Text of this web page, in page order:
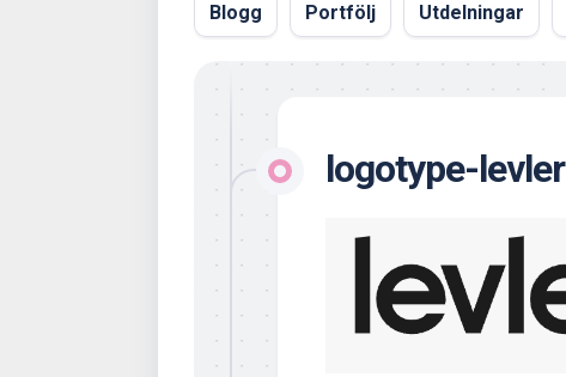
Blogg Portfölj Utdelningar
logotype-levler